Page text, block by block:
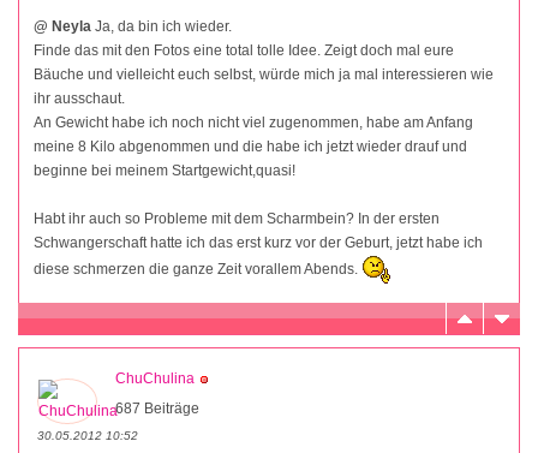
@ Neyla Ja, da bin ich wieder.
Finde das mit den Fotos eine total tolle Idee. Zeigt doch mal eure
Bäuche und vielleicht euch selbst, würde mich ja mal interessieren wie
ihr ausschaut.
An Gewicht habe ich noch nicht viel zugenommen, habe am Anfang
meine 8 Kilo abgenommen und die habe ich jetzt wieder drauf und
beginne bei meinem Startgewicht,quasi!
Habt ihr auch so Probleme mit dem Scharmbein? In der ersten
Schwangerschaft hatte ich das erst kurz vor der Geburt, jetzt habe ich
diese schmerzen die ganze Zeit vorallem Abends.
ChuChulina
687 Beiträge
30.05.2012 10:52